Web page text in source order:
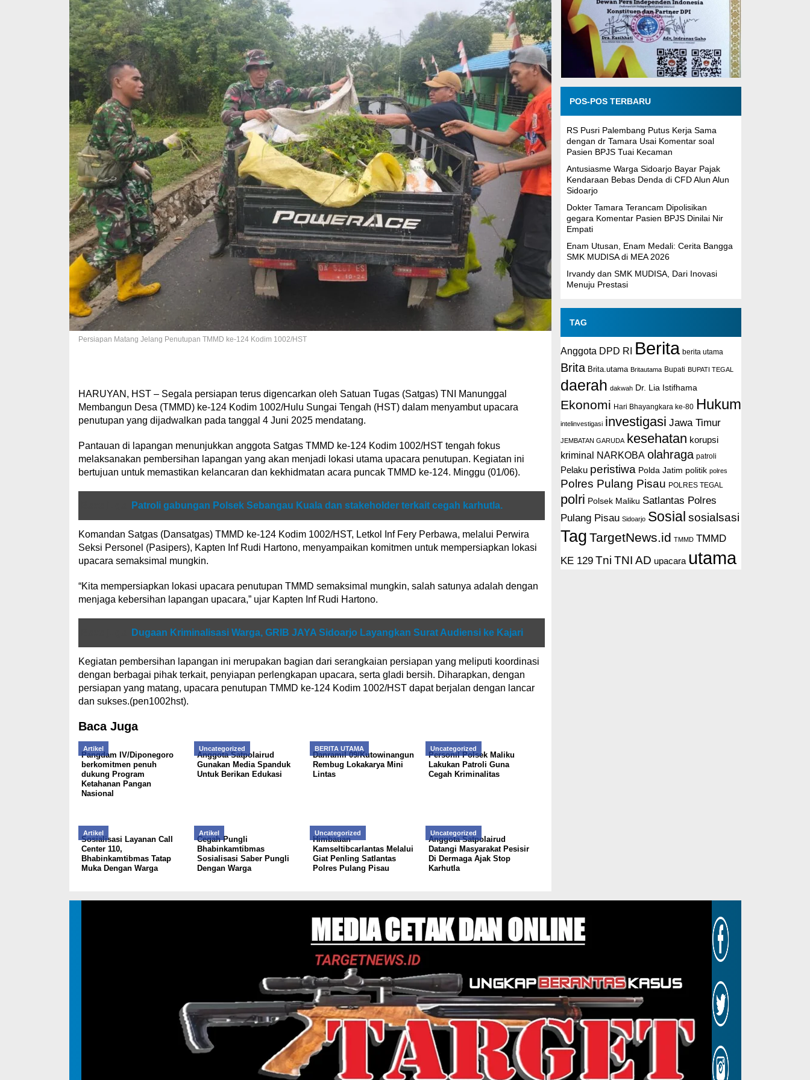
Persiapan Matang Jelang Penutupan TMMD ke-124 Kodim 1002/HST
HARUYAN, HST – Segala persiapan terus digencarkan oleh Satuan Tugas (Satgas) TNI Manunggal
Membangun Desa (TMMD) ke-124 Kodim 1002/Hulu Sungai Tengah (HST) dalam menyambut upacara
penutupan yang dijadwalkan pada tanggal 4 Juni 2025 mendatang.
Pantauan di lapangan menunjukkan anggota Satgas TMMD ke-124 Kodim 1002/HST tengah fokus
melaksanakan pembersihan lapangan yang akan menjadi lokasi utama upacara penutupan. Kegiatan ini
bertujuan untuk memastikan kelancaran dan kekhidmatan acara puncak TMMD ke-124. Minggu (01/06).
Patroli gabungan Polsek Sebangau Kuala dan stakeholder terkait cegah karhutla.
Komandan Satgas (Dansatgas) TMMD ke-124 Kodim 1002/HST, Letkol Inf Fery Perbawa, melalui Perwira
Seksi Personel (Pasipers), Kapten Inf Rudi Hartono, menyampaikan komitmen untuk mempersiapkan lokasi
upacara semaksimal mungkin.
“Kita mempersiapkan lokasi upacara penutupan TMMD semaksimal mungkin, salah satunya adalah dengan
menjaga kebersihan lapangan upacara,” ujar Kapten Inf Rudi Hartono.
Dugaan Kriminalisasi Warga, GRIB JAYA Sidoarjo Layangkan Surat Audiensi ke Kajari
Kegiatan pembersihan lapangan ini merupakan bagian dari serangkaian persiapan yang meliputi koordinasi
dengan berbagai pihak terkait, penyiapan perlengkapan upacara, serta gladi bersih. Diharapkan, dengan
persiapan yang matang, upacara penutupan TMMD ke-124 Kodim 1002/HST dapat berjalan dengan lancar
dan sukses.(pen1002hst).
Baca Juga
Artikel
Pangdam IV/Diponegoro
berkomitmen penuh
dukung Program
Ketahanan Pangan
Nasional
Uncategorized
Anggota Satpolairud
Gunakan Media Spanduk
Untuk Berikan Edukasi
BERITA UTAMA
Danramil 09/Kutowinangun
Rembug Lokakarya Mini
Lintas
Uncategorized
Personil Polsek Maliku
Lakukan Patroli Guna
Cegah Kriminalitas
Artikel
Sosialisasi Layanan Call
Center 110,
Bhabinkamtibmas Tatap
Muka Dengan Warga
Artikel
Cegah Pungli
Bhabinkamtibmas
Sosialisasi Saber Pungli
Dengan Warga
Uncategorized
Himbauan
Kamseltibcarlantas Melalui
Giat Penling Satlantas
Polres Pulang Pisau
Uncategorized
Anggota Satpolairud
Datangi Masyarakat Pesisir
Di Dermaga Ajak Stop
Karhutla
POS-POS TERBARU
RS Pusri Palembang Putus Kerja Sama
dengan dr Tamara Usai Komentar soal
Pasien BPJS Tuai Kecaman
Antusiasme Warga Sidoarjo Bayar Pajak
Kendaraan Bebas Denda di CFD Alun Alun
Sidoarjo
Dokter Tamara Terancam Dipolisikan
gegara Komentar Pasien BPJS Dinilai Nir
Empati
Enam Utusan, Enam Medali: Cerita Bangga
SMK MUDISA di MEA 2026
Irvandy dan SMK MUDISA, Dari Inovasi
Menuju Prestasi
TAG
Anggota DPD RI Berita berita utama
Brita Brita.utama Britautama Bupati BUPATI TEGAL
daerah dakwah Dr. Lia Istifhama
Ekonomi Hari Bhayangkara ke-80 Hukum
intelinvestigasi investigasi Jawa Timur
JEMBATAN GARUDA kesehatan korupsi
kriminal NARKOBA olahraga patroli
Pelaku peristiwa Polda Jatim politik polres
Polres Pulang Pisau POLRES TEGAL
polri Polsek Maliku Satlantas Polres
Pulang Pisau Sidoarjo Sosial sosialsasi
Tag TargetNews.id TMMD TMMD
KE 129 Tni TNI AD upacara utama